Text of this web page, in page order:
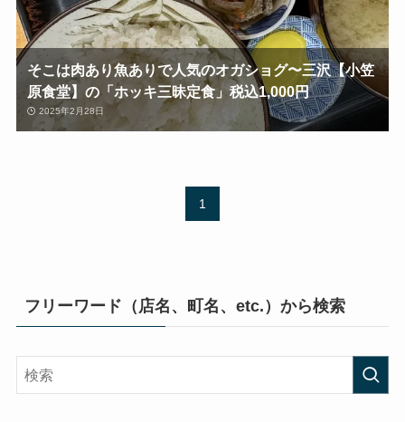
そこは肉あり魚ありで人気のオガショグ〜三沢【小笠
原食堂】の「ホッキ三昧定食」税込1,000円
2025年2月28日
1
フリーワード（店名、町名、etc.）から検索